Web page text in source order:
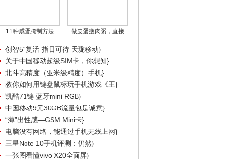
11种咸蛋腌制方法 做皮蛋瘦肉粥，直接
创智5“复活”指日可待 天珑移动}
关于中国移动超级SIM卡，你想知}
北斗高精度（亚米级精度）手机}
教你如何用键盘鼠标玩手机游戏《王}
凯酷71键 蓝牙mini RGB}
中国移动9元30GB流量包是诚意}
“薄”出性感—GSM Mini卡}
电脑没有网络，能通过手机无线上网}
三星Note 10手机评测：仍然}
一张图看懂vivo X20全面屏}